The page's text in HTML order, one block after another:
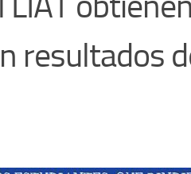
resultados